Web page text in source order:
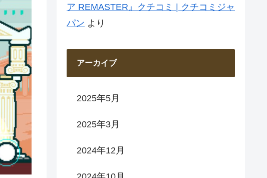
ア REMASTER』クチコミ | クチコミジャ
パン より
アーカイブ
2025年5月
2025年3月
2024年12月